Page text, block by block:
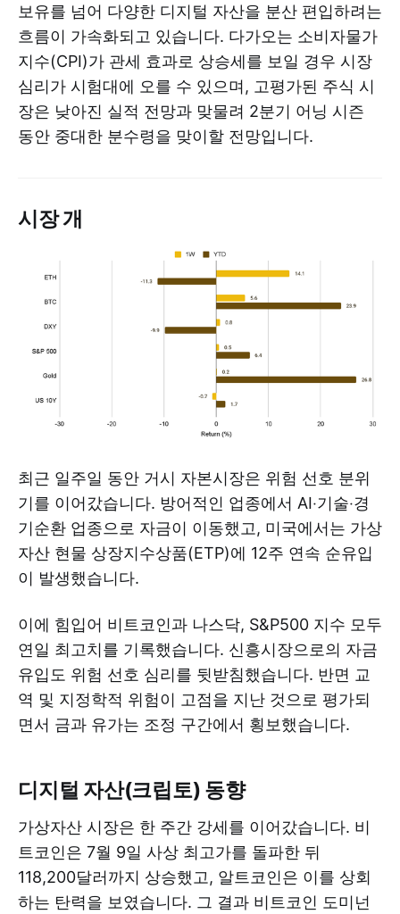
보유를 넘어 다양한 디지털 자산을 분산 편입하려는
흐름이 가속화되고 있습니다. 다가오는 소비자물가
지수(CPI)가 관세 효과로 상승세를 보일 경우 시장
심리가 시험대에 오를 수 있으며, 고평가된 주식 시
장은 낮아진 실적 전망과 맞물려 2분기 어닝 시즌
동안 중대한 분수령을 맞이할 전망입니다.
시장 개
최근 일주일 동안 거시 자본시장은 위험 선호 분위
기를 이어갔습니다. 방어적인 업종에서 AI‧기술‧경
기순환 업종으로 자금이 이동했고, 미국에서는 가상
자산 현물 상장지수상품(ETP)에 12주 연속 순유입
이 발생했습니다.
이에 힘입어 비트코인과 나스닥, S&P500 지수 모두
연일 최고치를 기록했습니다. 신흥시장으로의 자금
유입도 위험 선호 심리를 뒷받침했습니다. 반면 교
역 및 지정학적 위험이 고점을 지난 것으로 평가되
면서 금과 유가는 조정 구간에서 횡보했습니다.
디지털 자산(크립토) 동향
가상자산 시장은 한 주간 강세를 이어갔습니다. 비
트코인은 7월 9일 사상 최고가를 돌파한 뒤
118,200달러까지 상승했고, 알트코인은 이를 상회
하는 탄력을 보였습니다. 그 결과 비트코인 도미넌